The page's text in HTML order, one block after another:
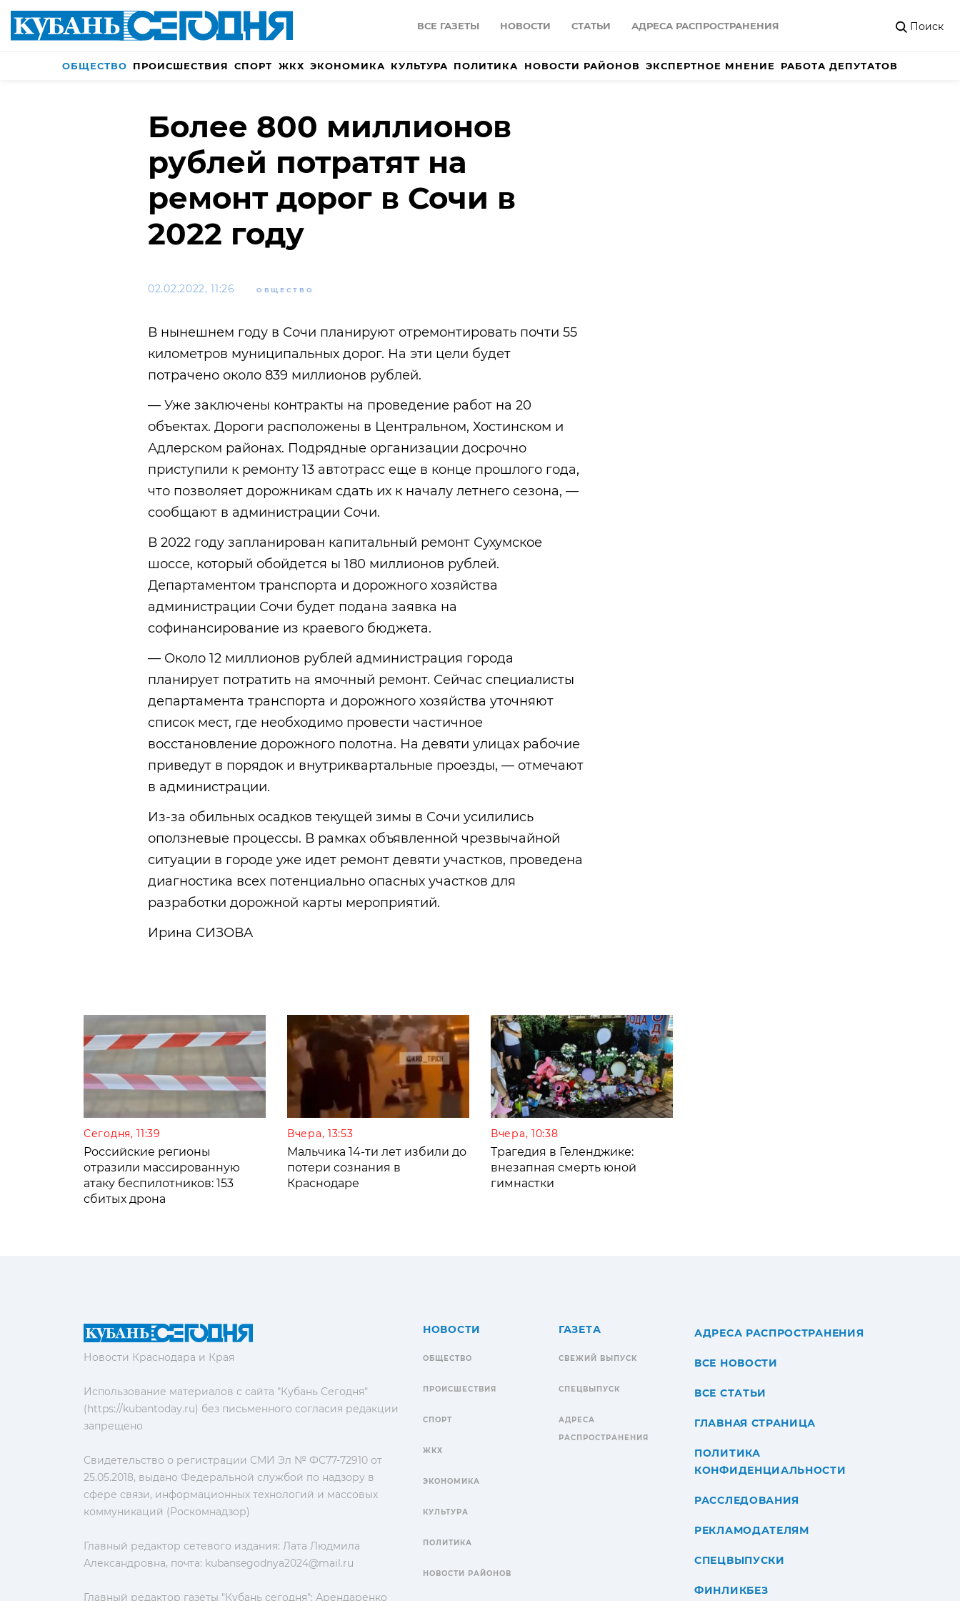
ВСЕ ГАЗЕТЫ НОВОСТИ СТАТЬИ АДРЕСА РАСПРОСТРАНЕНИЯ Поиск
ОБЩЕСТВО ПРОИСШЕСТВИЯ СПОРТ ЖКХ ЭКОНОМИКА КУЛЬТУРА ПОЛИТИКА НОВОСТИ РАЙОНОВ ЭКСПЕРТНОЕ МНЕНИЕ РАБОТА ДЕПУТАТОВ
Более 800 миллионов
рублей потратят на
ремонт дорог в Сочи в
2022 году
02.02.2022, 11:26 ОБЩЕСТВО
В нынешнем году в Сочи планируют отремонтировать почти 55
километров муниципальных дорог. На эти цели будет
потрачено около 839 миллионов рублей.
— Уже заключены контракты на проведение работ на 20
объектах. Дороги расположены в Центральном, Хостинском и
Адлерском районах. Подрядные организации досрочно
приступили к ремонту 13 автотрасс еще в конце прошлого года,
что позволяет дорожникам сдать их к началу летнего сезона, —
сообщают в администрации Сочи.
В 2022 году запланирован капитальный ремонт Сухумское
шоссе, который обойдется ы 180 миллионов рублей.
Департаментом транспорта и дорожного хозяйства
администрации Сочи будет подана заявка на
софинансирование из краевого бюджета.
— Около 12 миллионов рублей администрация города
планирует потратить на ямочный ремонт. Сейчас специалисты
департамента транспорта и дорожного хозяйства уточняют
список мест, где необходимо провести частичное
восстановление дорожного полотна. На девяти улицах рабочие
приведут в порядок и внутриквартальные проезды, — отмечают
в администрации.
Из-за обильных осадков текущей зимы в Сочи усилились
оползневые процессы. В рамках объявленной чрезвычайной
ситуации в городе уже идет ремонт девяти участков, проведена
диагностика всех потенциально опасных участков для
разработки дорожной карты мероприятий.
Ирина СИЗОВА
Сегодня, 11:39
Российские регионы
отразили массированную
атаку беспилотников: 153
сбитых дрона
Вчера, 13:53
Мальчика 14-ти лет избили до
потери сознания в
Краснодаре
Вчера, 10:38
Трагедия в Геленджике:
внезапная смерть юной
гимнастки
Новости Краснодара и Края
Использование материалов с сайта "Кубань Сегодня"
(https://kubantoday.ru) без письменного согласия редакции
запрещено
Свидетельство о регистрации СМИ Эл № ФС77-72910 от
25.05.2018, выдано Федеральной службой по надзору в
сфере связи, информационных технологий и массовых
коммуникаций (Роскомнадзор)
Главный редактор сетевого издания: Лата Людмила
Александровна, почта: kubansegodnya2024@mail.ru
Главный редактор газеты "Кубань сегодня": Арендаренко
НОВОСТИ
ОБЩЕСТВО
ПРОИСШЕСТВИЯ
СПОРТ
ЖКХ
ЭКОНОМИКА
КУЛЬТУРА
ПОЛИТИКА
НОВОСТИ РАЙОНОВ
ГАЗЕТА
СВЕЖИЙ ВЫПУСК
СПЕЦВЫПУСК
АДРЕСА
РАСПРОСТРАНЕНИЯ
АДРЕСА РАСПРОСТРАНЕНИЯ
ВСЕ НОВОСТИ
ВСЕ СТАТЬИ
ГЛАВНАЯ СТРАНИЦА
ПОЛИТИКА
КОНФИДЕНЦИАЛЬНОСТИ
РАССЛЕДОВАНИЯ
РЕКЛАМОДАТЕЛЯМ
СПЕЦВЫПУСКИ
ФИНЛИКБЕЗ